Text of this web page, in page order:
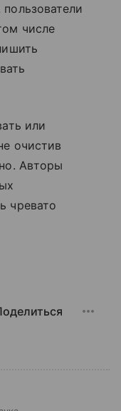
числе
или
очистив
Авторы
чревато